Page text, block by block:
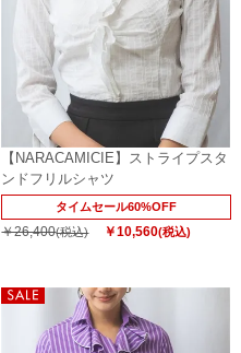
【NARACAMICIE】ストライプスタ
ンドフリルシャツ
タイムセール60%OFF
￥26,400(税込) ￥10,560(税込)